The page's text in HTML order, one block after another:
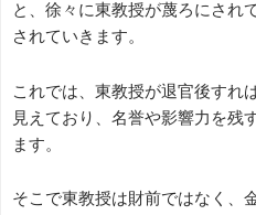
と、徐々に東教授が蔑ろにされ
されていきます。
これでは、東教授が退官後すれ
見えており、名誉や影響力を残
ます。
そこで東教授は財前ではなく、